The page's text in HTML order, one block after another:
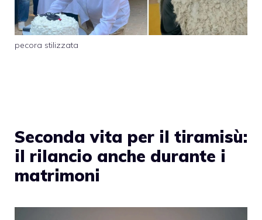
pecora stilizzata
Seconda vita per il tiramisù:
il rilancio anche durante i
matrimoni